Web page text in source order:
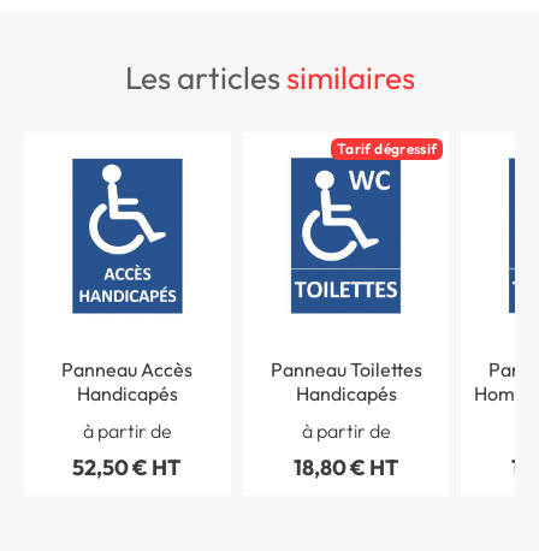
les articlessimilaires
Panneau Accès
Handicapés
à partir de
52,50 € HT
Tarif dégressif
Panneau Toilettes
Handicapés
à partir de
18,80 € HT